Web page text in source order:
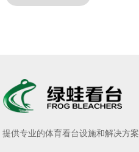
提供专业的体育看台设施和解决方案